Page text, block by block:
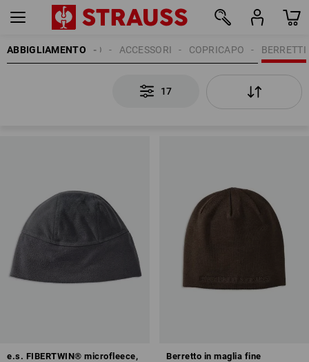
ABBIGLIAMENTO BERRETTI
COPRICAPO
ACCESSORI
UOMO
17
e.s. FIBERTWIN® microfleece,
Berretto in maglia fine